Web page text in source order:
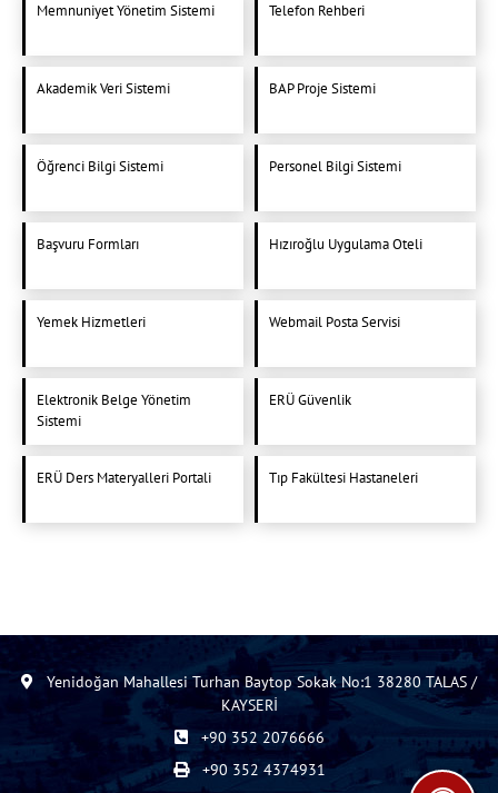
Memnuniyet Yönetim Sistemi Telefon Rehberi
Akademik Veri Sistemi BAP Proje Sistemi
Öğrenci Bilgi Sistemi Personel Bilgi Sistemi
Başvuru Formları Hızıroğlu Uygulama Oteli
Yemek Hizmetleri Webmail Posta Servisi
Elektronik Belge Yönetim
Sistemi
ERÜ Güvenlik
ERÜ Ders Materyalleri Portali Tıp Fakültesi Hastaneleri
Yenidoğan Mahallesi Turhan Baytop Sokak No:1 38280 TALAS /
KAYSERİ
+90 352 2076666
+90 352 4374931